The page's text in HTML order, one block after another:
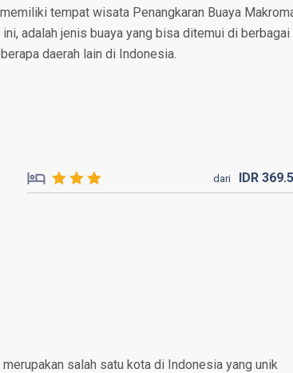
tempat wisata Penangkaran Buaya
adalah jenis buaya yang bisa ditemui di berbagai
daerah lain di Indonesia.
dari IDR 369.
salah satu kota di Indonesia yang unik